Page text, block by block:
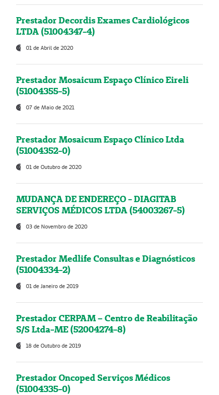
Prestador Decordis Exames Cardiológicos
LTDA (51004347-4)
01 de Abril de 2020
Prestador Mosaicum Espaço Clínico Eireli
(51004355-5)
07 de Maio de 2021
Prestador Mosaicum Espaço Clínico Ltda
(51004352-0)
01 de Outubro de 2020
MUDANÇA DE ENDEREÇO - DIAGITAB
SERVIÇOS MÉDICOS LTDA (54003267-5)
03 de Novembro de 2020
Prestador Medlife Consultas e Diagnósticos
(51004334-2)
01 de Janeiro de 2019
Prestador CERPAM – Centro de Reabilitação
S/S Ltda-ME (52004274-8)
18 de Outubro de 2019
Prestador Oncoped Serviços Médicos
(51004335-0)